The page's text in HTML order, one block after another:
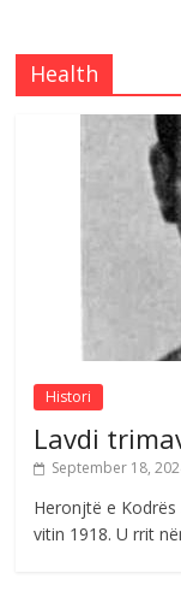
Health
Histori
Lavdi
September 18,
Heronjtë e Kodrës
vitin 1918. U rrit